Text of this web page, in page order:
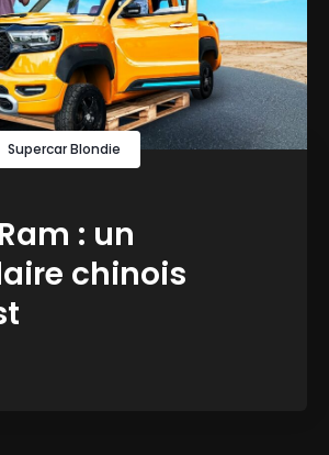
Supercar Blondie
: un
chinois